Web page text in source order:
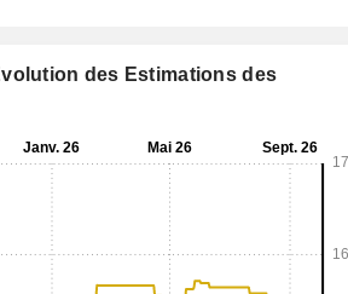
des Estimations des